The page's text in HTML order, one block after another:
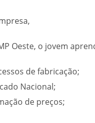
Oeste, o jovem
de fabricação;
Nacional;
de preços;